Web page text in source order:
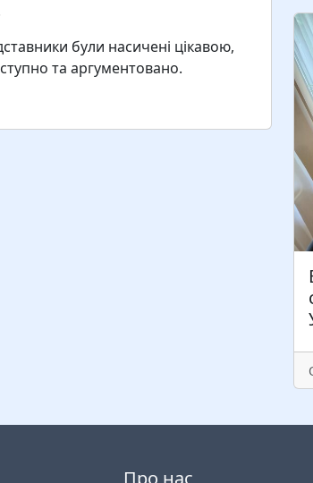
були насичені цікавою,
та аргументовано.
Про нас